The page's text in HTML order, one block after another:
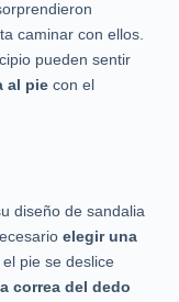
caminar con ellos.
pueden sentir
al piecon el
diseño de sandalia
elegir una
pie se deslice
correa del dedo